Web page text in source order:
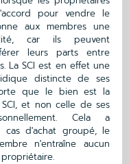
pour vendre le
aux membres une
car ils peuvent
leurs parts entre
La SCI est en effet une
distincte de ses
que le bien est la
et non celle de ses
Cela a
cas d'achat groupé, le
n'entraîne aucun